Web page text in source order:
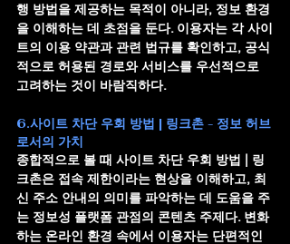
행 방법을 제공하는 목적이 아니라, 정보 환경
을 이해하는 데 초점을 둔다. 이용자는 각 사이
트의 이용 약관과 관련 법규를 확인하고, 공식
적으로 허용된 경로와 서비스를 우선적으로
고려하는 것이 바람직하다.
6.사이트 차단 우회 방법 | 링크촌 - 정보 허브
로서의 가치
종합적으로 볼 때 사이트 차단 우회 방법 | 링
크촌은 접속 제한이라는 현상을 이해하고, 최
신 주소 안내의 의미를 파악하는 데 도움을 주
는 정보성 플랫폼 관점의 콘텐츠 주제다. 변화
하는 온라인 환경 속에서 이용자는 단편적인